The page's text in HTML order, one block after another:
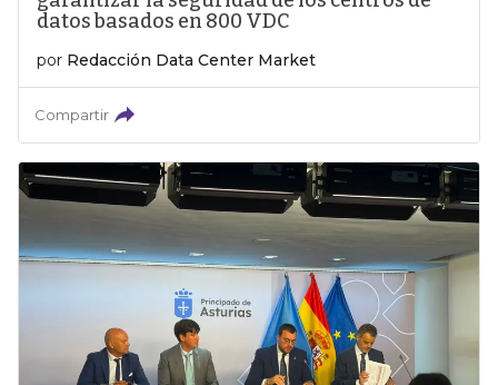
datos basados en 800 VDC
por Redacción Data Center Market
Compartir